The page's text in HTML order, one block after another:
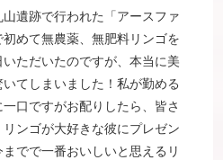
遺跡で行われた「アースファ
めて無農薬、無肥料リンゴを
ただいたのですが、本当に美
てしまいました！私が勤める
口ですがお配りしたら、皆さ
ンゴが大好きな彼にプレゼン
でで一番おいしいと思えるリ